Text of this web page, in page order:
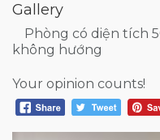
Gallery
Phòng có diện tích
không hướng
Your opinion counts!